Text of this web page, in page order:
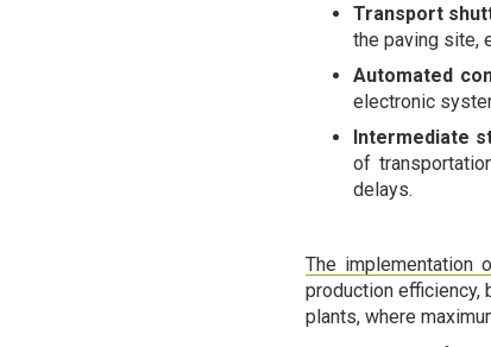
Transport
the paving site,
Automated
electronic
Intermediate
of
delays.
The implementation
production efficiency,
plants, where